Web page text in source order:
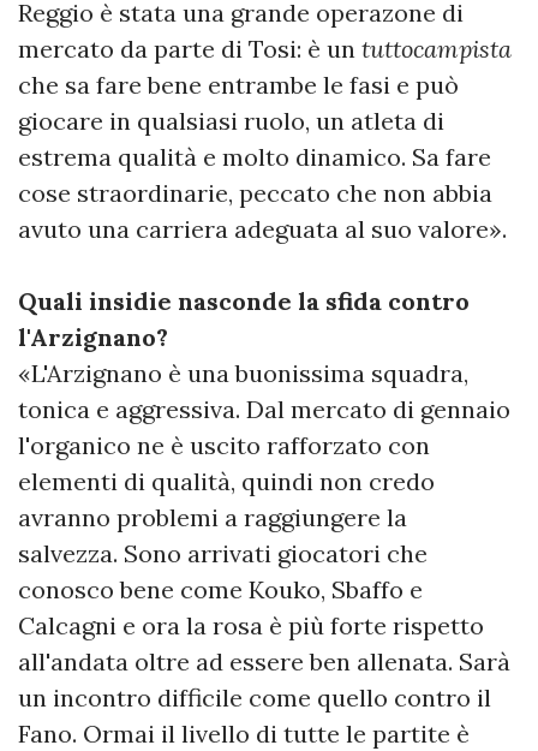
Reggio è stata una grande operazone di
mercato da parte di Tosi: è un tuttocampista
che sa fare bene entrambe le fasi e può
giocare in qualsiasi ruolo, un atleta di
estrema qualità e molto dinamico. Sa fare
cose straordinarie, peccato che non abbia
avuto una carriera adeguata al suo valore».
Quali insidie nasconde la sfida contro
l'Arzignano?
«L'Arzignano è una buonissima squadra,
tonica e aggressiva. Dal mercato di gennaio
l'organico ne è uscito rafforzato con
elementi di qualità, quindi non credo
avranno problemi a raggiungere la
salvezza. Sono arrivati giocatori che
conosco bene come Kouko, Sbaffo e
Calcagni e ora la rosa è più forte rispetto
all'andata oltre ad essere ben allenata. Sarà
un incontro difficile come quello contro il
Fano. Ormai il livello di tutte le partite è